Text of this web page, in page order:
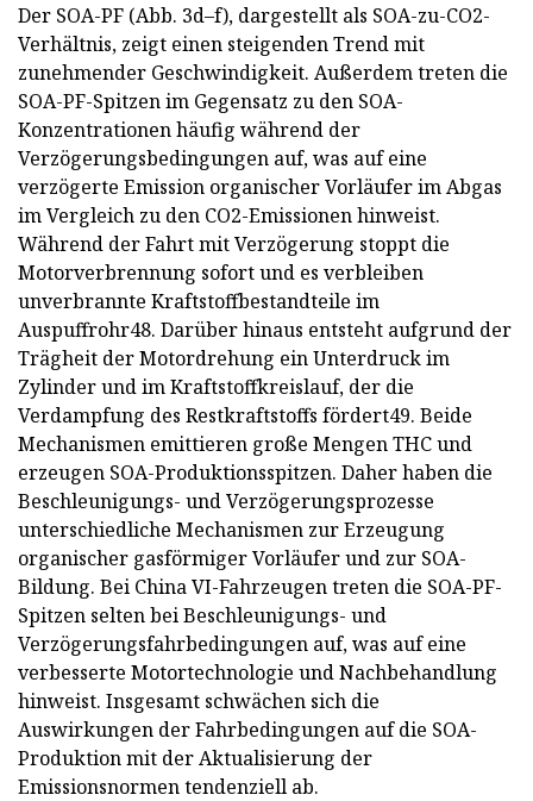
Der SOA-PF (Abb. 3d–f), dargestellt als SOA-zu-CO2-
Verhältnis, zeigt einen steigenden Trend mit
zunehmender Geschwindigkeit. Außerdem treten die
SOA-PF-Spitzen im Gegensatz zu den SOA-
Konzentrationen häufig während der
Verzögerungsbedingungen auf, was auf eine
verzögerte Emission organischer Vorläufer im Abgas
im Vergleich zu den CO2-Emissionen hinweist.
Während der Fahrt mit Verzögerung stoppt die
Motorverbrennung sofort und es verbleiben
unverbrannte Kraftstoffbestandteile im
Auspuffrohr48. Darüber hinaus entsteht aufgrund der
Trägheit der Motordrehung ein Unterdruck im
Zylinder und im Kraftstoffkreislauf, der die
Verdampfung des Restkraftstoffs fördert49. Beide
Mechanismen emittieren große Mengen THC und
erzeugen SOA-Produktionsspitzen. Daher haben die
Beschleunigungs- und Verzögerungsprozesse
unterschiedliche Mechanismen zur Erzeugung
organischer gasförmiger Vorläufer und zur SOA-
Bildung. Bei China VI-Fahrzeugen treten die SOA-PF-
Spitzen selten bei Beschleunigungs- und
Verzögerungsfahrbedingungen auf, was auf eine
verbesserte Motortechnologie und Nachbehandlung
hinweist. Insgesamt schwächen sich die
Auswirkungen der Fahrbedingungen auf die SOA-
Produktion mit der Aktualisierung der
Emissionsnormen tendenziell ab.